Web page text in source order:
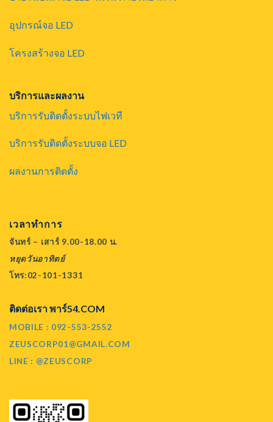
อุปกรณ์จอ LED
โครงสร้างจอ LED
บริการและผลงาน
บริการรับติดตั้งระบบไฟเวที
บริการรับติดตั้งระบบจอ LED
ผลงานการติดตั้ง
เวลาทำการ
จันทร์ – เสาร์ 9.00-18.00 น.
หยุดวันอาทิตย์
โทร:02-101-1331
ติดต่อเรา พาร์54.COM
MOBILE : 092-553-2552
ZEUSCORP01@GMAIL.COM
LINE : @ZEUSCORP